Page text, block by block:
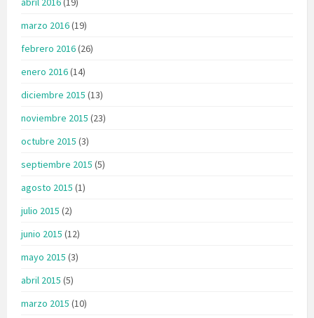
marzo 2016(19)
febrero 2016(26)
enero 2016(14)
diciembre 2015 (13)
noviembre 2015 (23)
octubre 2015 (3)
septiembre 2015 (5)
agosto 2015 (1)
julio 2015 (2)
junio 2015 (12)
mayo 2015 (3)
abril 2015 (5)
marzo 2015 (10)